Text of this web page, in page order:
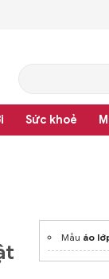
Sức khoẻ
thống văn bản quy
Mẫu áo